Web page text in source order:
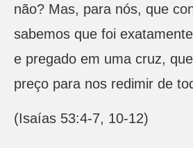
não? Mas, para nós, que
sabemos que foi
e pregado em uma cruz,
preço para nos redimir de
(Isaías 53:4-7, 10-12)